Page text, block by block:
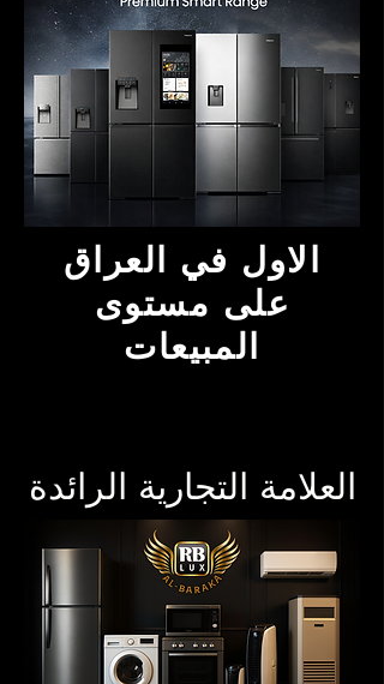
الاول في العراق
على مستوى
المبيعات
العلامة التجارية الرائدة